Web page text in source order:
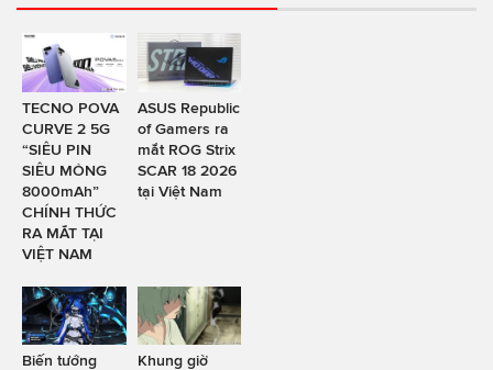
TECNO POVA
CURVE 2 5G
“SIÊU PIN
SIÊU MỎNG
8000mAh”
CHÍNH THỨC
RA MẮT TẠI
VIỆT NAM
ASUS Republic
of Gamers ra
mắt ROG Strix
SCAR 18 2026
tại Việt Nam
Biến tướng
Khung giờ